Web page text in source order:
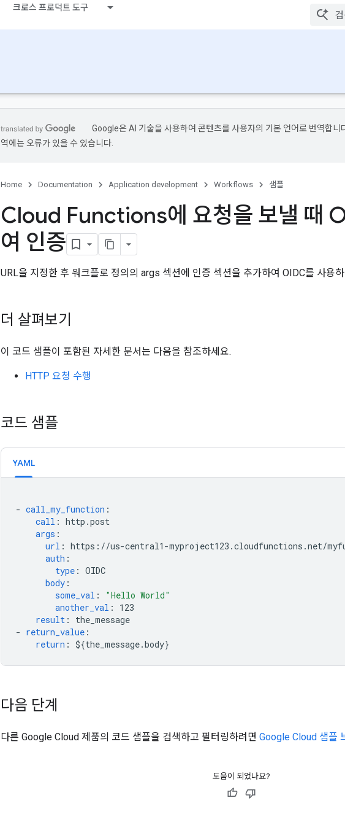
크로스 프로덕트 도구
Google은 AI 기술을 사용하여 콘텐츠를 사용자의 기본 언어로 번역합니
역에는 오류가 있을 수 있습니다.
Home Documentation Application development Workflows 샘플
Cloud Functions에 요청을 보낼 때
여 인증
URL을 지정한 후 워크플로 정의의 args 섹션에 인증 섹션을 추가하여 OIDC를 사용
더 살펴보기
이 코드 샘플이 포함된 자세한 문서는 다음을 참조하세요.
HTTP 요청 수행
코드 샘플
YAML
- call_my_function :
call : http.post
args :
url : https://us-central1-myproject123.cloudfunctions.net/
auth :
type : OIDC
body :
some_val : "Hello World"
another_val :
123
result :
the_message
- return_value :
return : ${the_message.body}
다음 단계
다른 Google Cloud 제품의 코드 샘플을 검색하고 필터링하려면 Google Cloud 샘플
도움이 되었나요?